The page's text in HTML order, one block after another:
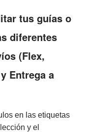
tus guías o
diferentes
(Flex,
Entrega a
en las etiquetas
y el